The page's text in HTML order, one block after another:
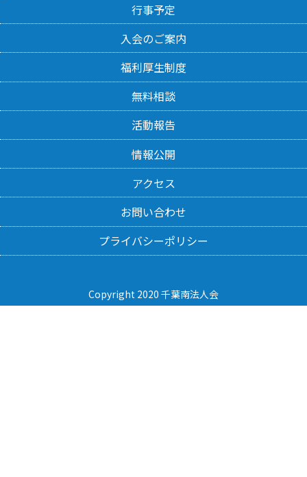
行事予定
入会のご案内
福利厚生制度
無料相談
活動報告
情報公開
アクセス
お問い合わせ
プライバシーポリシー
Copyright 2020 千葉南法人会